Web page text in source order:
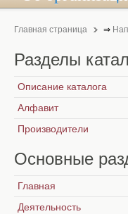
Главная страница ⇒
Разделы
Описание каталога
Алфавит
Производители
Основные
Главная
Деятельность